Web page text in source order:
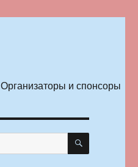
Организаторы и спонсоры
ПОИСК